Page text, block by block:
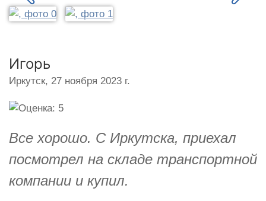
Игорь
Иркутск, 27 ноября 2023 г.
Все хорошо. С Иркутска, приехал
посмотрел на складе транспортной
компании и купил.